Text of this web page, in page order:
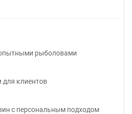
рыболовами
для клиентов
с персональным подходом